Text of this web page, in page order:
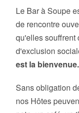
Le Bar à Soupe
de rencontre
qu'elles souffrent
d'exclusion
est la bienvenue.
Sans obligation
nos Hôtes